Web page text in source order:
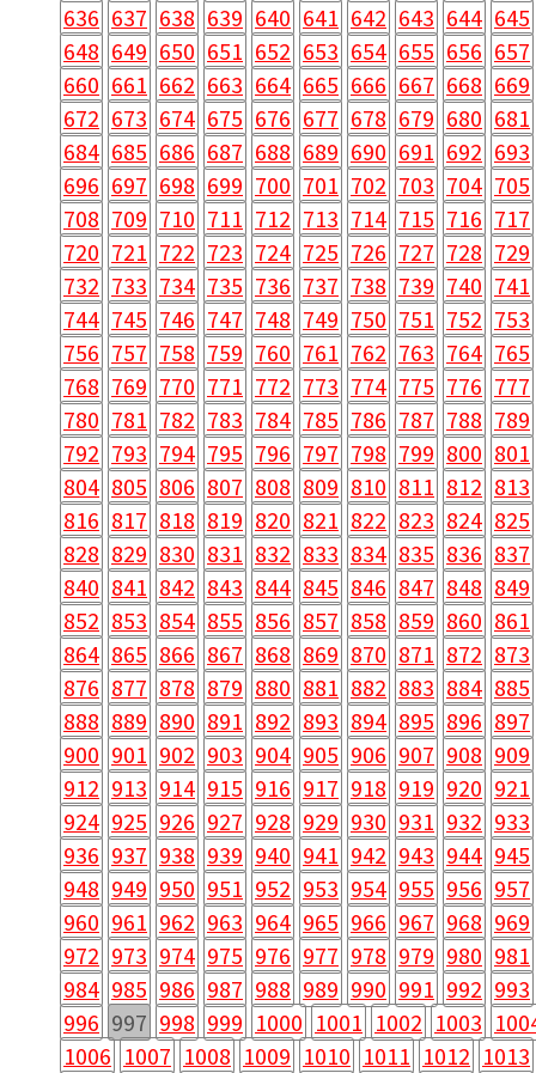
636 637 638 639 640 641 642 643 644 645
648 649 650 651 652 653 654 655 656 657
660 661 662 663 664 665 666 667 668 669
672 673 674 675 676 677 678 679 680 681
684 685 686 687 688 689 690 691 692 693
696 697 698 699 700 701 702 703 704 705
708 709 710 711 712 713 714 715 716 717
720 721 722 723 724 725 726 727 728 729
732 733 734 735 736 737 738 739 740 741
744 745 746 747 748 749 750 751 752 753
756 757 758 759 760 761 762 763 764 765
768 769 770 771 772 773 774 775 776 777
780 781 782 783 784 785 786 787 788 789
792 793 794 795 796 797 798 799 800 801
804 805 806 807 808 809 810 811 812 813
816 817 818 819 820 821 822 823 824 825
828 829 830 831 832 833 834 835 836 837
840 841 842 843 844 845 846 847 848 849
852 853 854 855 856 857 858 859 860 861
864 865 866 867 868 869 870 871 872 873
876 877 878 879 880 881 882 883 884 885
888 889 890 891 892 893 894 895 896 897
900 901 902 903 904 905 906 907 908 909
912 913 914 915 916 917 918 919 920 921
924 925 926 927 928 929 930 931 932 933
936 937 938 939 940 941 942 943 944 945
948 949 950 951 952 953 954 955 956 957
960 961 962 963 964 965 966 967 968 969
972 973 974 975 976 977 978 979 980 981
984 985 986 987 988 989 990 991 992 993
996 997 998 999 1000 1001 1002 1003
1006 1007 1008 1009 1010 1011 1012 1013